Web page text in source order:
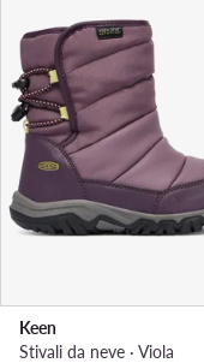
Keen
Stivali da neve · Viola